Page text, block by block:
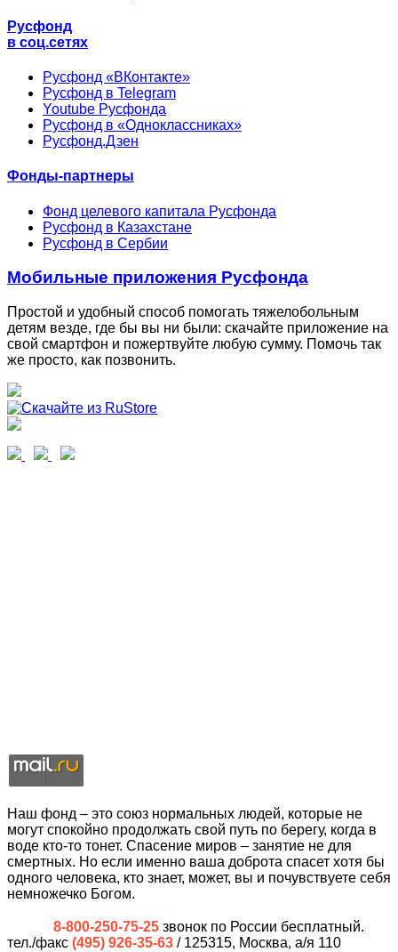
Русфонд
в соц.сетях
Русфонд «ВКонтакте»
Русфонд в Telegram
Youtube Русфонда
Русфонд в «Одноклассниках»
Русфонд.Дзен
Фонды-партнеры
Фонд целевого капитала Русфонда
Русфонд в Казахстане
Русфонд в Сербии
Мобильные приложения Русфонда
Простой и удобный способ помогать тяжелобольным
детям везде, где бы вы ни были: скачайте приложение на
свой смартфон и пожертвуйте любую сумму. Помочь так
же просто, как позвонить.
Наш фонд – это союз нормальных людей, которые не
могут спокойно продолжать свой путь по берегу, когда в
воде кто-то тонет. Спасение миров – занятие не для
смертных. Но если именно ваша доброта спасет хотя бы
одного человека, кто знает, может, вы и почувствуете себя
немножечко Богом.
8-800-250-75-25 звонок по России бесплатный.
тел./факс (495) 926-35-63 / 125315, Москва, а/я 110